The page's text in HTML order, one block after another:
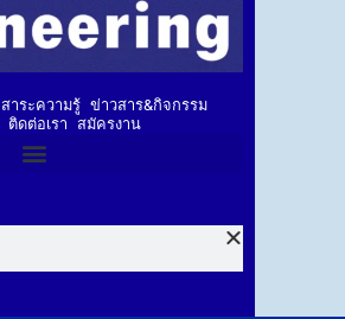
สาระความรู้ ข่าวสาร&กิจกรรม
ติดต่อเรา สมัครงาน